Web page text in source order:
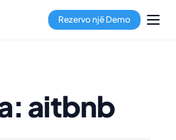
Rezervo një Demo
aitbnb